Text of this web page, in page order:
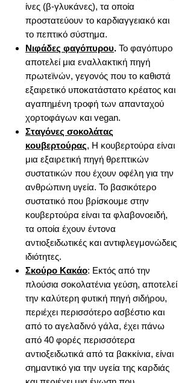
ίνες (β-γλυκάνες), τα οποία
προστατεύουν το καρδιαγγειακό και
το πεπτικό σύστημα.
Νιφάδες φαγόπυρου. Το φαγόπυρο
αποτελεί μια εναλλακτική πηγή
πρωτεϊνών, γεγονός που το καθιστά
εξαιρετικό υποκατάστατο κρέατος και
αγαπημένη τροφή των απανταχού
χορτοφάγων και vegan.
Σταγόνες σοκολάτας
κουβερτούρας, Η κουβερτούρα είναι
μια εξαιρετική πηγή θρεπτικών
συστατικών που έχουν οφέλη για την
ανθρώπινη υγεία. Το βασικότερο
συστατικό που βρίσκουμε στην
κουβερτούρα είναι τα φλαβονοειδή,
τα οποία έχουν έντονα
αντιοξειδωτικές και αντιφλεγμονώδεις
ιδιότητες.
Σκούρο Κακάο: Εκτός από την
πλούσια σοκολατένια γεύση, αποτελεί
την καλύτερη φυτική πηγή σιδήρου,
περιέχει περισσότερο ασβέστιο και
από το αγελαδινό γάλα, έχει πάνω
από 40 φορές περισσότερα
αντιοξειδωτικά από τα βακκίνια, είναι
σημαντικό για την υγεία της καρδιάς